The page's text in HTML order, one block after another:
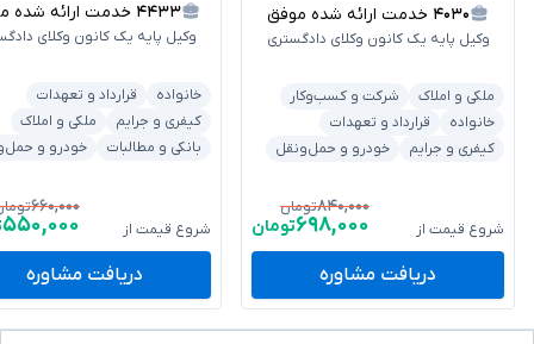
۴۰۳۰ خدمت ارائه شده موفق
وکیل پایه یک کانون وکلای دادگستری
ملکی و املاک
شرکت و کسب‌وکار
خانواده
قرارداد و تعهدات
کیفری و جرایم
خودرو و حمل‌ونقل
شروع قیمت از
۸۴۰,۰۰۰تومان
۶۹۸,۰۰۰تومان
دریافت مشاوره
۴۴۳۳ خدمت ارائه شده موفق
وکیل پایه یک کانون وکلای
خانواده
قرارداد و تعهدات
کیفری و جرایم
ملکی و املاک
بانکی و مطالبات
خودرو و
شروع قیمت از
۶۶۰,۰۰۰
۵۵۰,۰۰۰
دریافت مشاوره